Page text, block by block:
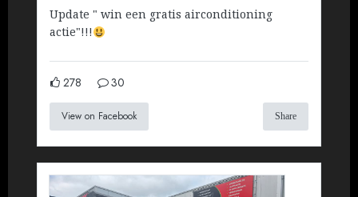
Update " win een gratis airconditioning
actie"!!!
278 30
View on Facebook Share